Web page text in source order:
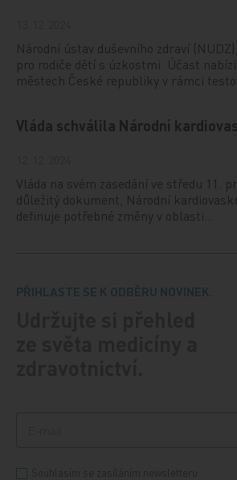
Národní ústav duševního zdraví
pro rodiče dětí s úzkostmi. Účast
městech České republiky v rámci
Vláda schválila Národní
Vláda na svém zasedání ve středu 11.
důležitý dokument, Národní
definuje potřebné změny v oblasti…
PŘIHLASTE SE K ODBĚRU NOVINEK.